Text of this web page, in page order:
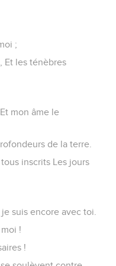
;
Et les ténèbres
mon âme le
de la terre.
inscrits Les jours
suis encore avec toi.
!
!